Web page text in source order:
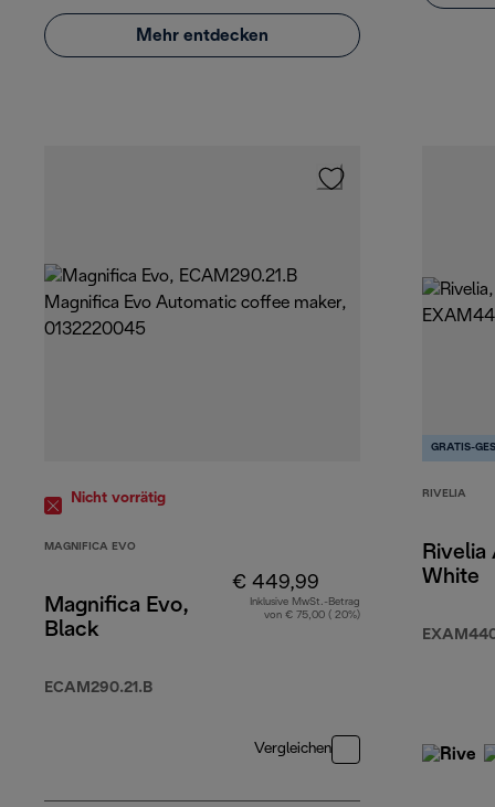
Mehr entdecken
Nicht vorrätig
MAGNIFICA EVO
Magnifica Evo,
Black
ECAM290.21.B
€ 449,99
Inklusive MwSt.-Betrag
von € 75,00 ( 20%)
Vergleichen
GRATIS-
RIVELIA
White